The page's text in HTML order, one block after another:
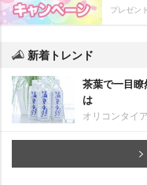
プレゼン
新着トレンド
茶葉で一目
は
オリコンタイ